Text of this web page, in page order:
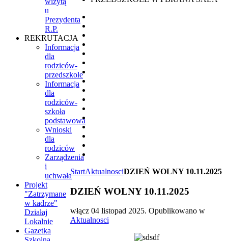
StartAktualnosciDZIEŃ WOLNY 10.11.2025
DZIEŃ WOLNY 10.11.2025
włącz 04 listopad 2025. Opublikowano w
Aktualnosci
u
Prezydenta
R.P.
REKRUTACJA
Informacja
dla
rodziców-
przedszkole
Informacja
dla
rodziców-
szkoła
podstawowa
Wnioski
dla
rodziców
Zarządzenia
i
uchwała
Projekt
"Zatrzymane
w kadrze"
Działaj
Lokalnie
Gazetka